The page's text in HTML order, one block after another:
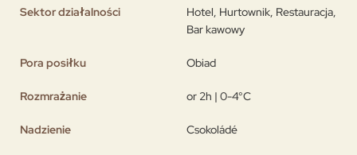
Sektor działalności
Hotel, Hurtownik, Restauracja,
Bar kawowy
Pora posiłku Obiad
Rozmrażanie or 2h | 0-4°C
Nadzienie Csokoládé